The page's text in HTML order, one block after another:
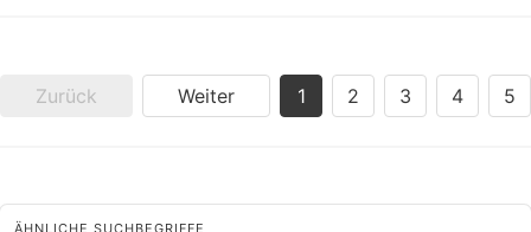
Zurück Weiter 1 2 3 4 5
ÄHNLICHE SUCHBEGRIFFE